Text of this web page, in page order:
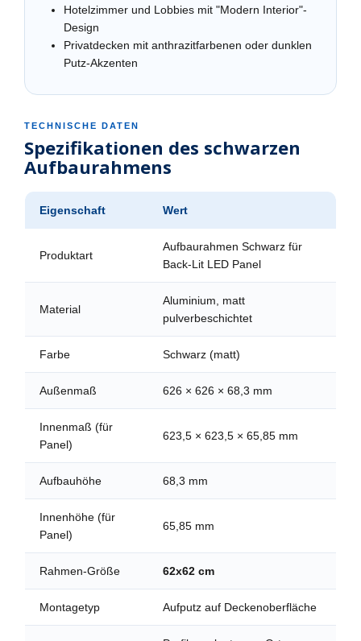
Hotelzimmer und Lobbies mit "Modern Interior"-
Design
Privatdecken mit anthrazitfarbenen oder dunklen
Putz-Akzenten
TECHNISCHE DATEN
Spezifikationen des schwarzen
Aufbaurahmens
Eigenschaft Wert
Produktart
Aufbaurahmen Schwarz für
Back-Lit LED Panel
Material
Aluminium, matt
pulverbeschichtet
Farbe Schwarz (matt)
Außenmaß 626 × 626 × 68,3 mm
Innenmaß (für
Panel)
623,5 × 623,5 × 65,85 mm
Aufbauhöhe 68,3 mm
Innenhöhe (für
Panel)
65,85 mm
Rahmen-Größe 62x62 cm
Montagetyp Aufputz auf Deckenoberfläche